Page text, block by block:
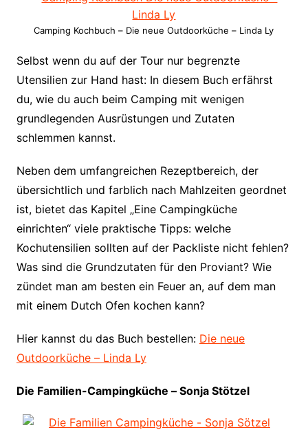
Camping Kochbuch – Die neue Outdoorküche – Linda Ly
Selbst wenn du auf der Tour nur begrenzte
Utensilien zur Hand hast: In diesem Buch erfährst
du, wie du auch beim Camping mit wenigen
grundlegenden Ausrüstungen und Zutaten
schlemmen kannst.
Neben dem umfangreichen Rezeptbereich, der
übersichtlich und farblich nach Mahlzeiten geordnet
ist, bietet das Kapitel „Eine Campingküche
einrichten“ viele praktische Tipps: welche
Kochutensilien sollten auf der Packliste nicht fehlen?
Was sind die Grundzutaten für den Proviant? Wie
zündet man am besten ein Feuer an, auf dem man
mit einem Dutch Ofen kochen kann?
Hier kannst du das Buch bestellen: Die neue
Outdoorküche – Linda Ly
Die Familien-Campingküche – Sonja Stötzel